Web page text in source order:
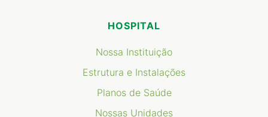
HOSPITAL
Nossa Instituição
Estrutura e Instalações
Planos de Saúde
Nossas Unidades